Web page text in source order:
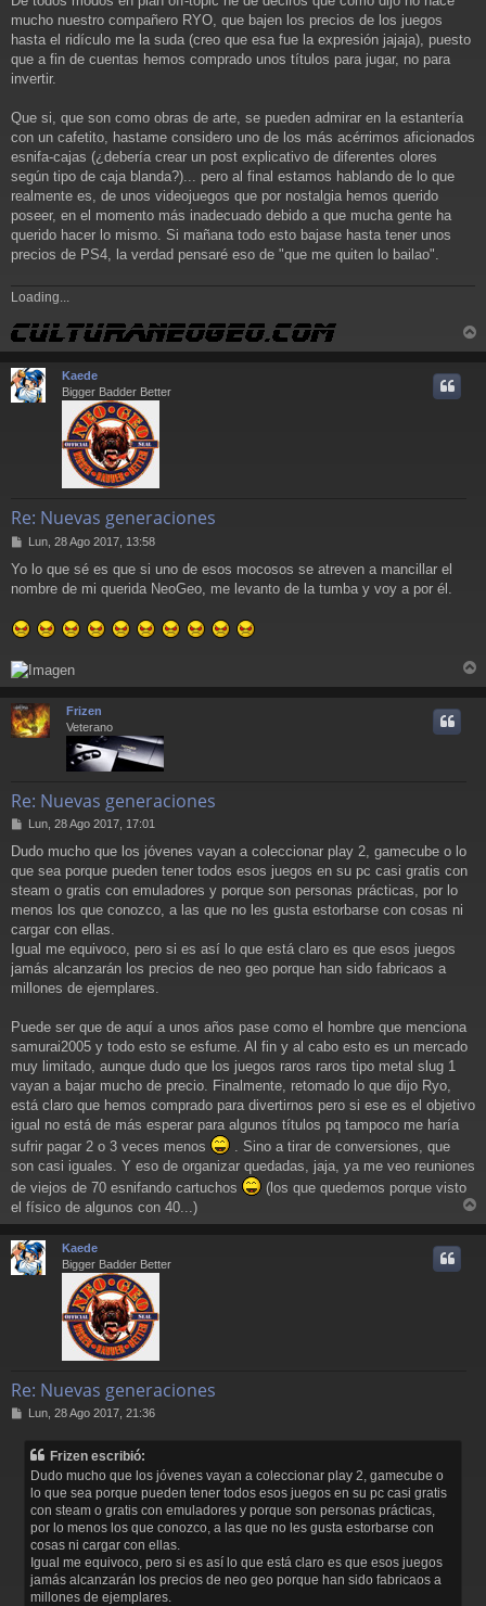
mucho nuestro compañero RYO, que bajen los precios de los juegos
hasta el ridículo me la suda (creo que esa fue la expresión jajaja), puesto
que a fin de cuentas hemos comprado unos títulos para jugar, no para
invertir.
Que si, que son como obras de arte, se pueden admirar en la estantería
con un cafetito, hastame considero uno de los más acérrimos aficionados
esnifa-cajas (¿debería crear un post explicativo de diferentes olores
según tipo de caja blanda?)... pero al final estamos hablando de lo que
realmente es, de unos videojuegos que por nostalgia hemos querido
poseer, en el momento más inadecuado debido a que mucha gente ha
querido hacer lo mismo. Si mañana todo esto bajase hasta tener unos
precios de PS4, la verdad pensaré eso de "que me quiten lo bailao".
Loading...
r
Kaede
Bigger Badder Better
Re: Nuevas generaciones
M
n
s
j
e
Lun, 28 Ago 2017, 13:58
Yo lo que sé es que si uno de esos mocosos se atreven a mancillar el
nombre de mi querida NeoGeo, me levanto de la tumba y voy a por él.
r
Frizen
Veterano
Re: Nuevas generaciones
M
n
s
a
Lun, 28 Ago 2017, 17:01
Dudo mucho que los jóvenes vayan a coleccionar play 2, gamecube o lo
que sea porque pueden tener todos esos juegos en su pc casi gratis con
steam o gratis con emuladores y porque son personas prácticas, por lo
menos los que conozco, a las que no les gusta estorbarse con cosas ni
cargar con ellas.
Igual me equivoco, pero si es así lo que está claro es que esos juegos
jamás alcanzarán los precios de neo geo porque han sido fabricaos a
millones de ejemplares.
Puede ser que de aquí a unos años pase como el hombre que menciona
samurai2005 y todo esto se esfume. Al fin y al cabo esto es un mercado
muy limitado, aunque dudo que los juegos raros raros tipo metal slug 1
vayan a bajar mucho de precio. Finalmente, retomado lo que dijo Ryo,
está claro que hemos comprado para divertirnos pero si ese es el objetivo
igual no está de más esperar para algunos títulos pq tampoco me haría
sufrir pagar 2 o 3 veces menos
. Sino a tirar de conversiones, que
son casi iguales. Y eso de organizar quedadas, jaja, ya me veo reuniones
de viejos de 70 esnifando cartuchos
(los que quedemos porque visto
el físico de algunos con 40...)
r
Kaede
Bigger Badder Better
Re: Nuevas generaciones
M Lun, 28 Ago 2017, 21:36
Frizen escribió:
Dudo mucho que los jóvenes vayan a coleccionar play 2, gamecube o
lo que sea porque pueden tener todos esos juegos en su pc casi gratis
con steam o gratis con emuladores y porque son personas prácticas,
por lo menos los que conozco, a las que no les gusta estorbarse con
cosas ni cargar con ellas.
Igual me equivoco, pero si es así lo que está claro es que esos juegos
jamás alcanzarán los precios de neo geo porque han sido fabricaos a
millones de ejemplares.